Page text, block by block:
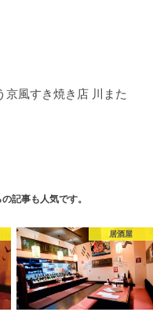
京風すき焼き店 川また
記事も人気です。
居酒屋